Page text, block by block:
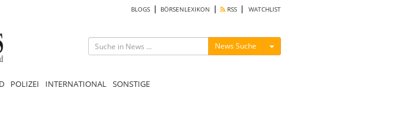
BLOGS BÖRSENLEXIKON RSS WATCHLIST
News Suche Menü ein-/ausblenden
POLIZEI INTERNATIONAL SONSTIGE